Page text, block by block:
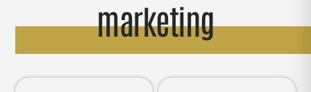
marketing